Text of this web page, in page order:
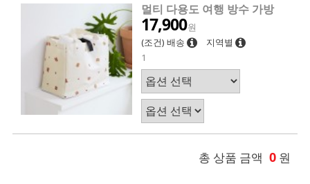
멀티 다용도 여행 방수 가방
17,900원
(조건) 배송
지역별
1
총 상품 금액 0 원